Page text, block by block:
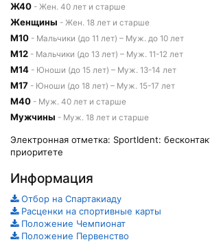
Ж40 - Жен. 40 лет и старше
Женщины - Жен. 18 лет и старше
М10 - Мальчики (до 11 лет) – Муж. до 10 лет
М12 - Мальчики (до 13 лет) – Муж. 11-12 лет
М14 - Юноши (до 15 лет) – Муж. 13-14 лет
М17 - Юноши (до 18 лет) – Муж. 15-17 лет
М40 - Муж. 40 лет и старше
Мужчины - Муж. 18 лет и старше
Электронная отметка: SportIdent:
приоритете
Информация
Отбор на Спартакиаду
Расценки на спортивные карты
Положение Чемпионат
Положение Первенство